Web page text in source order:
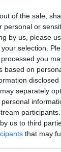
of the sale,
personal or
by us, please
selection.
you
based on
separately
us to third
that may
rész
és újabb
váratlan és
olyan